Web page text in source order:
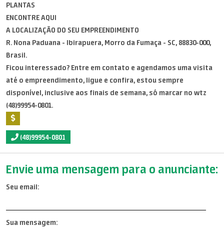
PLANTAS
ENCONTRE AQUI
A LOCALIZAÇÃO DO SEU EMPREENDIMENTO
R. Nona Paduana - Ibirapuera, Morro da Fumaça - SC, 88830-000,
Brasil.
Ficou interessado? Entre em contato e agendamos uma visita
até o empreendimento, ligue e confira, estou sempre
disponível, inclusive aos finais de semana, só marcar no wtz
(48)99954-0801.
(48)99954-0801
Envie uma mensagem para o anunciante:
Seu email:
Sua mensagem: